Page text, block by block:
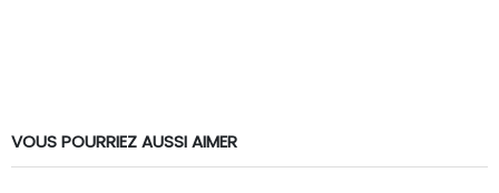
VOUS POURRIEZ AUSSI AIMER